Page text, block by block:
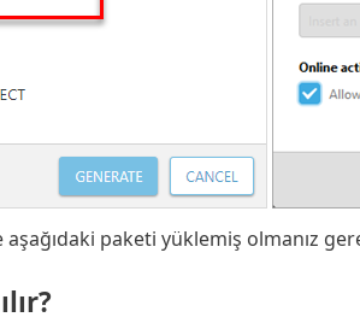
paketi yüklemiş olmanız